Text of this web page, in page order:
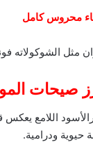
محروس كامل
فوندان والكراميل والرمادي المائي
صيحات
اللامع
ودرامية.